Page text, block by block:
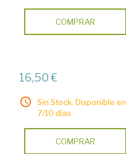
COMPRAR
16,50 €
Sin Stock. Disponible en
7/10 días.
COMPRAR